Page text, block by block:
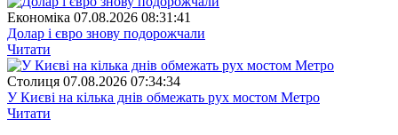
Економіка 07.08.2026 08:31:41
Долар і євро знову подорожчали
Читати
Столиця 07.08.2026 07:34:34
У Києві на кілька днів обмежать рух мостом Метро
Читати